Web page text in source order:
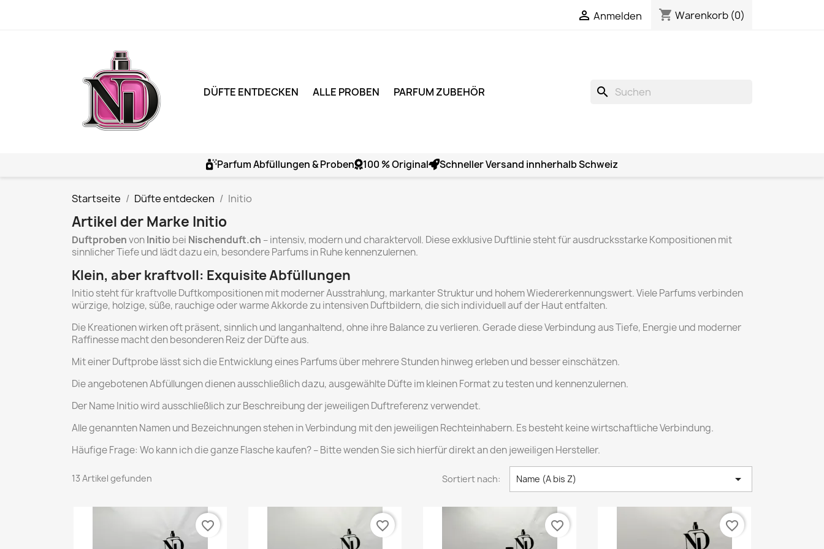
 Anmelden shopping_cart Warenkorb (0)
DÜFTE ENTDECKEN ALLE PROBEN PARFUM ZUBEHÖR search
Parfum Abfüllungen & Proben 100 % Original Schneller Versand innherhalb Schweiz
Startseite Düfte entdecken Initio
Artikel der Marke Initio
DuftprobenvonInitio bei Nischenduft.ch – intensiv, modern und charaktervoll. Diese exklusive Duftlinie steht für ausdrucksstarke Kompositionen mit
sinnlicher Tiefe und lädt dazu ein, besondere Parfums in Ruhe kennenzulernen.
Klein, aber kraftvoll: Exquisite Abfüllungen
Initio steht für kraftvolle Duftkompositionen mit moderner Ausstrahlung, markanter Struktur und hohem Wiedererkennungswert. Viele Parfums verbinden
würzige, holzige, süße, rauchige oder warme Akkorde zu intensiven Duftbildern, die sich individuell auf der Haut entfalten.
Die Kreationen wirken oft präsent, sinnlich und langanhaltend, ohne ihre Balance zu verlieren. Gerade diese Verbindung aus Tiefe, Energie und moderner
Raffinesse macht den besonderen Reiz der Düfte aus.
Mit einer Duftprobe lässt sich die Entwicklung eines Parfums über mehrere Stunden hinweg erleben und besser einschätzen.
Die angebotenen Abfüllungen dienen ausschließlich dazu, ausgewählte Düfte im kleinen Format zu testen und kennenzulernen.
Der Name Initio wird ausschließlich zur Beschreibung der jeweiligen Duftreferenz verwendet.
Alle genannten Namen und Bezeichnungen stehen in Verbindung mit den jeweiligen Rechteinhabern. Es besteht keine wirtschaftliche Verbindung.
Häufige Frage: Wo kann ich die ganze Flasche kaufen? – Bitte wenden Sie sich hierfür direkt an den jeweiligen Hersteller.
13 Artikel gefunden Sortiert nach: Name (A bis Z) 
favorite_border favorite_border favorite_border favorite_border